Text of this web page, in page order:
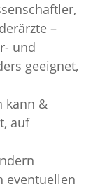
–
und
geeignet,
kann &
auf
eventuellen